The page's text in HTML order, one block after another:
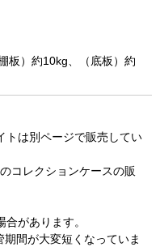
板）約10kg、（底板）約
は別ページで販売してい
コレクションケースの販
があります。
間が大変短くなっていま